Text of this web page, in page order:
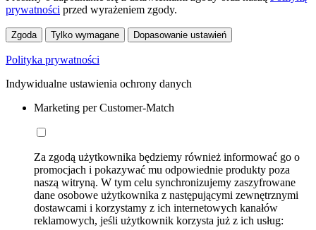
prywatności przed wyrażeniem zgody.
Zgoda Tylko wymagane Dopasowanie ustawień
Polityka prywatności
Indywidualne ustawienia ochrony danych
Marketing per Customer-Match
Za zgodą użytkownika będziemy również informować go o
promocjach i pokazywać mu odpowiednie produkty poza
naszą witryną. W tym celu synchronizujemy zaszyfrowane
dane osobowe użytkownika z następującymi zewnętrznymi
dostawcami i korzystamy z ich internetowych kanałów
reklamowych, jeśli użytkownik korzysta już z ich usług: